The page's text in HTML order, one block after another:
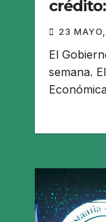
23
El
semana.